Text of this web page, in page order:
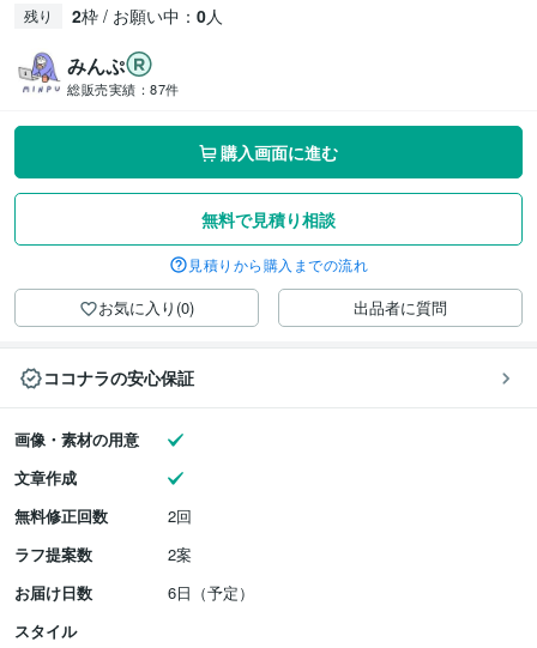
残り 2枠 / お願い中： 0人
みんぷ
総販売実績： 87件
購入画面に進む
無料で見積り相談
見積りから購入までの流れ
お気に入り(0) 出品者に質問
ココナラの安心保証
画像・素材の用意
文章作成
無料修正回数
2回
ラフ提案数
2案
お届け日数
6日（予定）
スタイル